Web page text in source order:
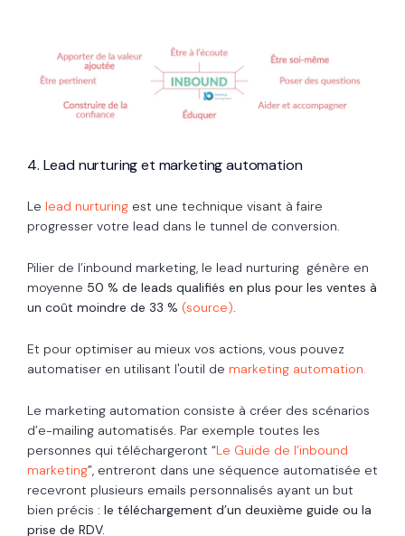
4. Lead nurturing et marketing automation
Le lead nurturing est une technique visant à faire
progresser votre lead dans le tunnel de conversion.
Pilier de l’inbound marketing, le lead nurturing génère en
moyenne 50 % de leads qualifiés en plus pour les ventes à
un coût moindre de 33 % (source)
Et pour optimiser au mieux vos actions, vous pouvez
automatiser en utilisant l'outil de marketing automation.
Le marketing automation consiste à créer des scénarios
d’e-mailing automatisés. Par exemple toutes les
personnes qui téléchargeront “Le Guide de l’inbound
marketing”, entreront dans une séquence automatisée et
recevront plusieurs emails personnalisés ayant un but
bien précis : le téléchargement d’un deuxième guide ou la
prise de RDV.